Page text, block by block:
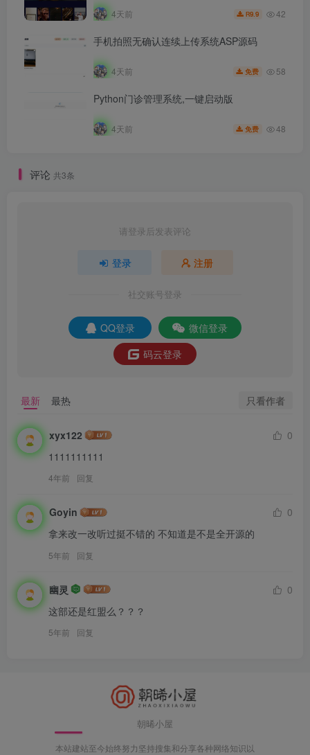
4天前 R9.9 42
手机拍照无确认连续上传系统ASP源码
4天前 免费 58
Python门诊管理系统,一键启动版
4天前 免费 48
评论 共3条
请登录后发表评论
登录 注册
社交账号登录
QQ登录
微信登录
码云登录
最新 最热 只看作者
xyx122
0
1111111111
4年前 回复
Goyin
0
拿来改一改听过挺不错的 不知道是不是全开源的
5年前 回复
幽灵
0
这部还是红盟么？？？
5年前 回复
朝晞小屋
本站建站至今始终努力坚持搜集和分享各种网络知识以